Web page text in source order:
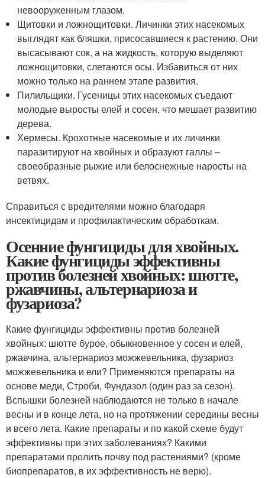
невооруженным глазом.
Щитовки и ложнощитовки. Личинки этих насекомых
выглядят как бляшки, присосавшиеся к растению. Они
высасывают сок, а на жидкость, которую выделяют
ложнощитовки, слетаются осы. Избавиться от них
можно только на раннем этапе развития.
Пилильщики. Гусеницы этих насекомых съедают
молодые выросты елей и сосен, что мешает развитию
дерева.
Хермесы. Крохотные насекомые и их личинки
паразитируют на хвойных и образуют галлы –
своеобразные рыжие или белоснежные наросты на
ветвях.
Справиться с вредителями можно благодаря
инсектицидам и профилактическим обработкам.
Осенние фунгициды для хвойных.
Какие фунгициды эффективны
против болезней хвойных: шютте,
ржавчины, альтернариоза и
фузариоза?
Какие фунгициды эффективны против болезней
хвойных: шютте бурое, обыкновенное у сосен и елей,
ржавчина, альтернариоз можжевельника, фузариоз
можжевельника и ели? Применяются препараты на
основе меди, Строби, Фундазол (один раз за сезон).
Вспышки болезней наблюдаются не только в начале
весны и в конце лета, но на протяжении середины весны
и всего лета. Какие препараты и по какой схеме будут
эффективны при этих заболеваниях? Какими
препаратами пролить почву под растениями? (кроме
биопрепаратов, в их эффективность не верю).